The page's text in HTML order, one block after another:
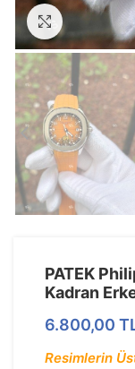
Görseli
PATEK
Kadran
6.800,00
Resimlerin